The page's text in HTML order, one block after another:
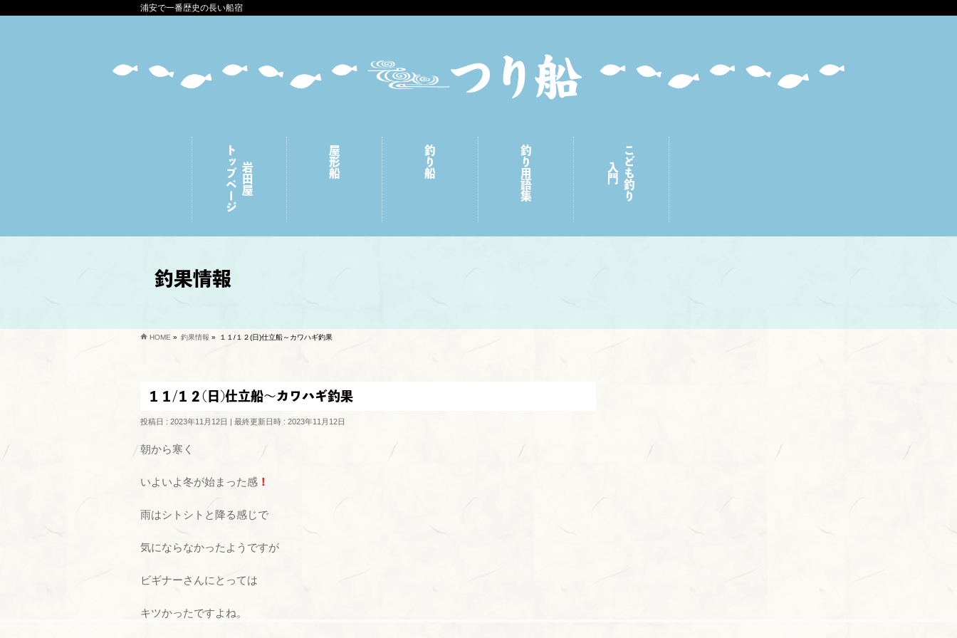
浦安で一番歴史の長い船宿
岩田屋
トップページ 屋形船 釣り船 釣り用語集 こども釣り
入門
釣果情報
HOME » 釣果情報 » １１/１２(日)仕立船～カワハギ釣果
１１/１２(日)仕立船～カワハギ釣果
投稿日 : 2023年11月12日 最終更新日時 : 2023年11月12日
朝から寒く
いよいよ冬が始まった感 ！
雨はシトシトと降る感じで
気にならなかったようですが
ビギナーさんにとっては
キツかったですよね。